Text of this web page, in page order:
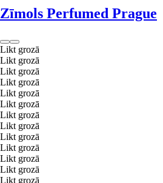
Zīmols Perfumed Prague
Likt grozā
Likt grozā
Likt grozā
Likt grozā
Likt grozā
Likt grozā
Likt grozā
Likt grozā
Likt grozā
Likt grozā
Likt grozā
Likt grozā
Likt grozā